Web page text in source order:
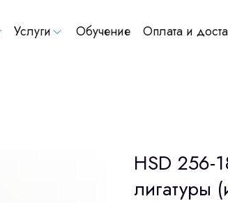
Обучение
Услуги Оплата и
HSD 256-
лигатуры